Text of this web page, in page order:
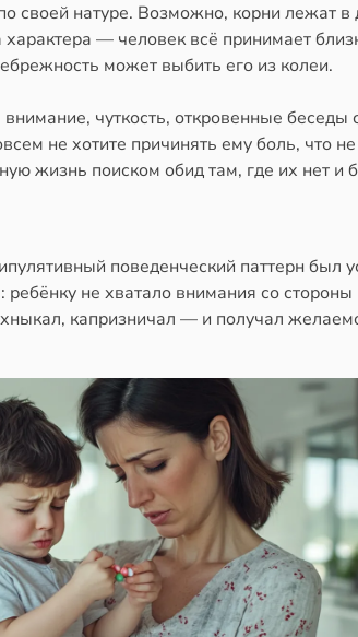
своей натуре. Возможно, корни лежат в
— человек всё принимает
может выбить его из колеи.
чуткость, откровенные беседы
не хотите причинять ему боль, что не
жизнь поиском обид там, где их нет и
поведенческий паттерн был
не хватало внимания со стороны
капризничал — и получал